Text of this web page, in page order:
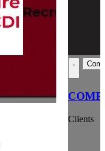
Clients